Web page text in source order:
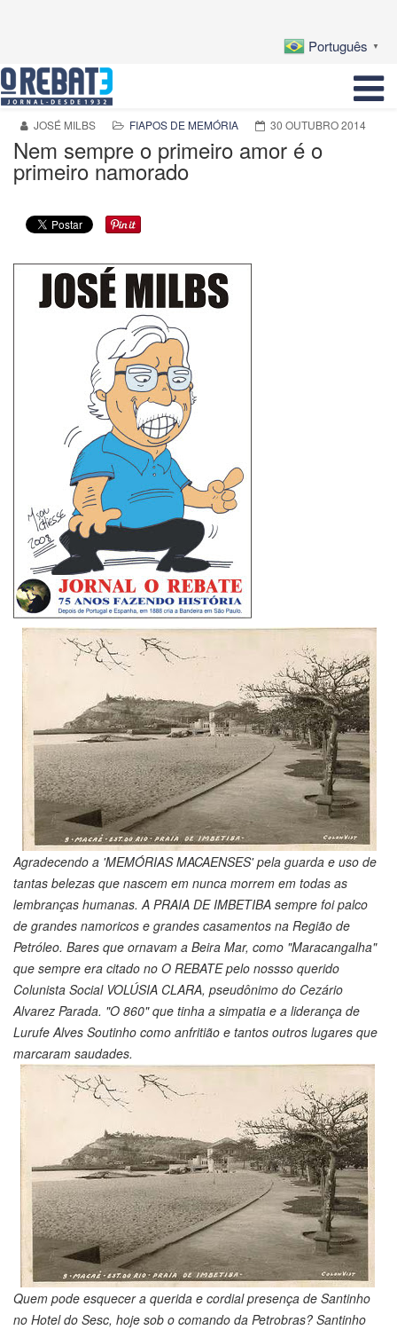
Português ▼
JOSÉ MILBS FIAPOS DE MEMÓRIA 30 OUTUBRO 2014
Nem sempre o primeiro amor é o
primeiro namorado
Agradecendo a 'MEMÓRIAS MACAENSES' pela guarda e uso de
tantas belezas que nascem em nunca morrem em todas as
lembranças humanas. A PRAIA DE IMBETIBA sempre foi palco
de grandes namoricos e grandes casamentos na Região de
Petróleo. Bares que ornavam a Beira Mar, como "Maracangalha"
que sempre era citado no O REBATE pelo nossso querido
Colunista Social VOLÚSIA CLARA, pseudônimo do Cezário
Alvarez Parada. "O 860" que tinha a simpatia e a liderança de
Lurufe Alves Soutinho como anfritião e tantos outros lugares que
marcaram saudades.
Quem pode esquecer a querida e cordial presença de Santinho
no Hotel do Sesc, hoje sob o comando da Petrobras? Santinho